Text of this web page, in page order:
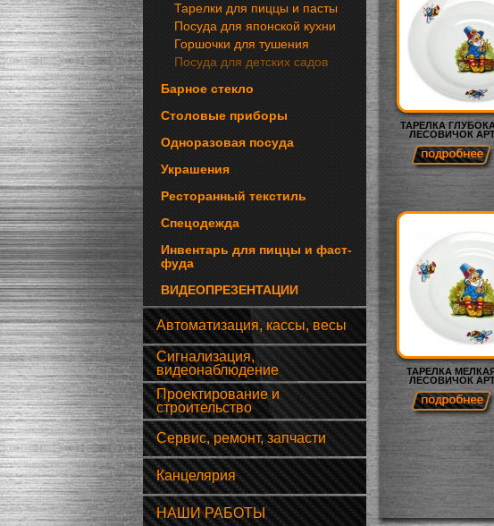
Тарелки для пиццы и пасты
Посуда для японской кухни
Горшочки для тушения
Посуда для детских садов
Барное стекло
Столовые приборы
Одноразовая посуда
Украшения
Ресторанный текстиль
Спецодежда
Инвентарь для пиццы и фаст-
фуда
ВИДЕОПРЕЗЕНТАЦИИ
Автоматизация, кассы, весы
Сигнализация,
видеонаблюдение
Проектирование и
строительство
Сервис, ремонт, запчасти
Канцелярия
НАШИ РАБОТЫ
ТАРЕЛКА
ЛЕСОВИЧОК
ТАРЕЛКА
ЛЕСОВИЧОК